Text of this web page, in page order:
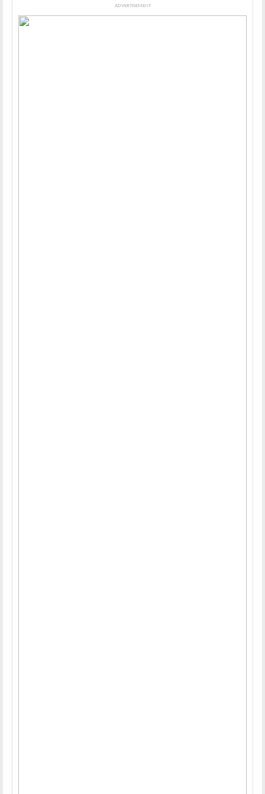
ADVERTISEMENT